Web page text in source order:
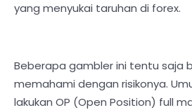
yang menyukai taruhan di forex.
Beberapa gambler ini tentu saja
memahami dengan risikonya.
lakukan OP (Open Position) full